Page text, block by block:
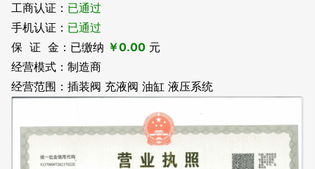
工商认证： 已通过
手机认证： 已通过
保 证 金：已缴纳 ￥0.00 元
经营模式：制造商
经营范围：插装阀 充液阀 油缸 液压系统